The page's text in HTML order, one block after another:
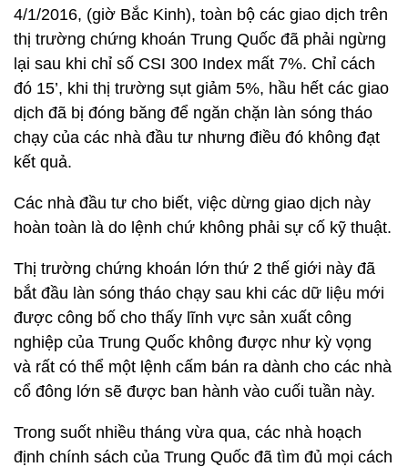
4/1/2016, (giờ Bắc Kinh), toàn bộ các giao dịch trên
thị trường chứng khoán Trung Quốc đã phải ngừng
lại sau khi chỉ số CSI 300 Index mất 7%. Chỉ cách
đó 15’, khi thị trường sụt giảm 5%, hầu hết các giao
dịch đã bị đóng băng để ngăn chặn làn sóng tháo
chạy của các nhà đầu tư nhưng điều đó không đạt
kết quả.
Các nhà đầu tư cho biết, việc dừng giao dịch này
hoàn toàn là do lệnh chứ không phải sự cố kỹ thuật.
Thị trường chứng khoán lớn thứ 2 thế giới này đã
bắt đầu làn sóng tháo chạy sau khi các dữ liệu mới
được công bố cho thấy lĩnh vực sản xuất công
nghiệp của Trung Quốc không được như kỳ vọng
và rất có thể một lệnh cấm bán ra dành cho các nhà
cổ đông lớn sẽ được ban hành vào cuối tuần này.
Trong suốt nhiều tháng vừa qua, các nhà hoạch
định chính sách của Trung Quốc đã tìm đủ mọi cách